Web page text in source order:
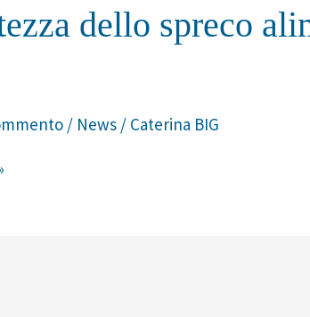
dello spreco
/ News / Caterina BIG